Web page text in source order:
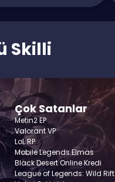
Skilli
Çok Satanlar
Metin2 EP
Valorant VP
LoL RP
Mobile Legends Elmas
Black Desert Online Kredi
League of Legends: Wild Rift